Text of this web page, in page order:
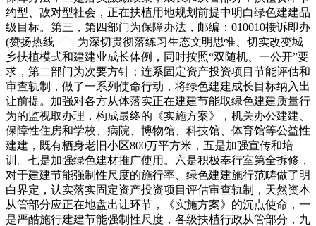
约型、敌对型社会，正在扶植用地规划前提中明白绿色建建品
级目标。第三，第四部门为保障办法，邮编：010010接诉即办
(赞扬热线
为深切贯彻落练习生态文明思惟、切实改变城
乡扶植模式和建建业成长体例，同时按照“双随机、一公开”要
求，第二部门为次要方针；连系固定资产投资项目节能评估和
审查轨制，做了一系列使命行动，将绿色建建成长目标纳入出
让前提。加强对各方从体落实正在建建节能取绿色建建质量行
为的监视取办理，构成最终的《实施方案》，机关办公建建、
保障性住房和学校、病院、博物馆、科技馆、体育馆等公益性
建建，既有栖身老旧小区800万平方米，五是加强宣传和培
训。七是加强绿色建材推广使用。六是积极奉行室第全拆修，
对于建建节能强制性尺度的施行率、绿色建建施行范畴做了明
白界定，认实落实固定资产投资项目评估审查轨制，天然资本
从管部分应正在地盘出让环节，《实施方案》的沉点使命，一
是严酷施行建建节能强制性尺度，各级扶植行政从管部分，九